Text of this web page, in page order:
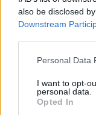
also be disclosed
Downstream
Personal Data
I want to opt-
personal data.
Opted In
Obstetrícia’.”
Administração
satisfação ver
experiência e